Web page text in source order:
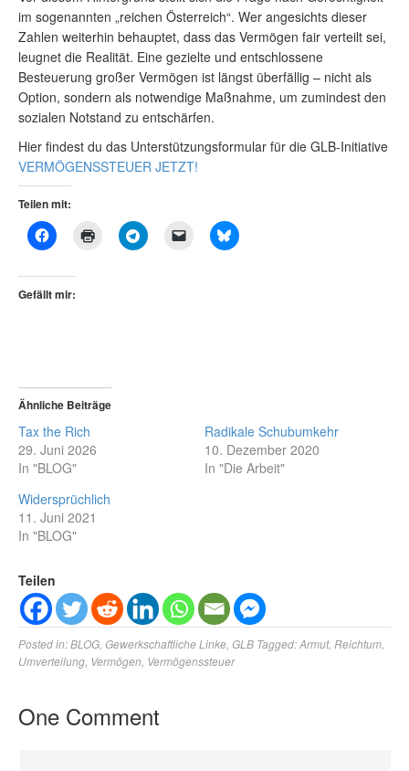
im sogenannten „reichen Österreich“. Wer angesichts dieser
Zahlen weiterhin behauptet, dass das Vermögen fair verteilt sei,
leugnet die Realität. Eine gezielte und entschlossene
Besteuerung großer Vermögen ist längst überfällig – nicht als
Option, sondern als notwendige Maßnahme, um zumindest den
sozialen Notstand zu entschärfen.
Hier findest du das Unterstützungsformular für die GLB-Initiative
VERMÖGENSSTEUER JETZT!
Teilen mit:
Gefällt mir:
Ähnliche Beiträge
Tax the Rich
29. Juni 2026
In "BLOG"
Radikale Schubumkehr
10. Dezember 2020
In "Die Arbeit"
Widersprüchlich
11. Juni 2021
In "BLOG"
Teilen
Posted in:BLOG Gewerkschaftliche Linke GLB Tagged:Armut, Reichtum
Umverteilung Vermögen Vermögenssteuer
One Comment